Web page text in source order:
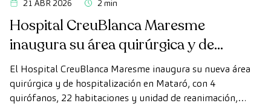
21 ABR 2026 2 min
Hospital CreuBlanca Maresme
inaugura su área quirúrgica y de
hospitalización
El Hospital CreuBlanca Maresme inaugura su nueva área
quirúrgica y de hospitalización en Mataró, con 4
quirófanos, 22 habitaciones y unidad de reanimación,